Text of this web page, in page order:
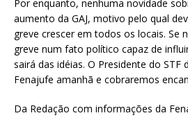
Por enquanto, nenhuma novidade
aumento da GAJ, motivo pelo qual
greve crescer em todos os locais. Se
greve num fato político capaz de
sairá das idéias. O Presidente do STF
Fenajufe amanhã e cobraremos
Da Redação com informações da